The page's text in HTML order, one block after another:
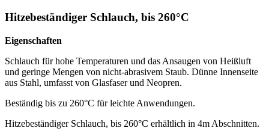
Hitzebeständiger Schlauch, bis 260°C
Eigenschaften
Schlauch für hohe Temperaturen und das Ansaugen von Heißluft
und geringe Mengen von nicht-abrasivem Staub. Dünne Innenseite
aus Stahl, umfasst von Glasfaser und Neopren.
Beständig bis zu 260°C für leichte Anwendungen.
Hitzebeständiger Schlauch, bis 260°C erhältlich in 4m Abschnitten.